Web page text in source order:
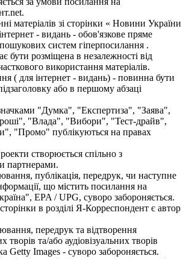
матеріалів зі сторінки « Новини України
- видань - обов'язкове пряме
систем гіперпосилання .
бути розміщена в незалежності від
використання матеріалів.
( для інтернет - видань) - повинна бути
або в першому абзаці
"Думка", "Експертиза", "Заява",
"Влада", "Вибори", "Тест-драйв",
"Промо" публікуються на правах
створюється спільно з
партнерами.
публікація, передрук, чи наступне
що містить посилання на
EPA / UPG, суворо забороняється.
в розділі Я-Корреспондент є автор
передрук та відтворення
творів та/або аудіовізуальних творів
Getty Images - суворо забороняється.